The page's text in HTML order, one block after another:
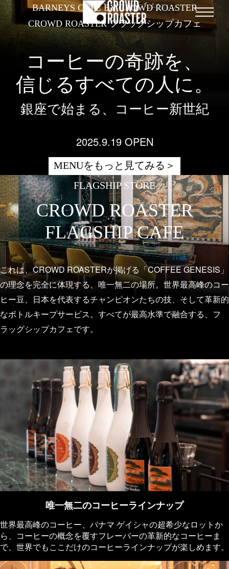
NEWS
STRUCTURE
APPLICATION
COLLECTION
STORE
CULTURE
ONLINE STORE
お問い合わせ
採用情報
ENESJA
BARNEYS CAFE BY CROWD ROASTER
CROWD ROASTER フラッグシップカフェ
コーヒーの奇跡を、
信じるすべての人に。
銀座で始まる、コーヒー新世紀
2025.9.19 OPEN
MENUをもっと見てみる
FLAGSHIP STORE
CROWD ROASTER
FLAGSHIP CAFE
これは、CROWD ROASTERが掲げる「COFFEE GENESIS」
の理念を完全に体現する、唯一無二の場所。 世界最高峰のコー
ヒー豆、日本を代表するチャンピオンたちの技、そして革新的
なボトルキープサービス。 すべてが最高水準で融合する、フ
ラッグシップカフェです。
唯一無二のコーヒーラインナップ
世界最高峰のコーヒー、パナマ ゲイシャの超希少なロットか
ら、コーヒーの概念を覆すフレーバーの革新的なコーヒーま
で、世界でもここだけのコーヒーラインナップが楽しめます。